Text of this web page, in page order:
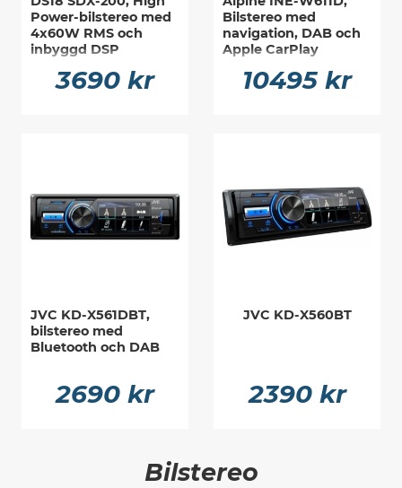
Power-bilstereo med
4x60W RMS och
inbyggd DSP
3690 kr
Bilstereo med
navigation, DAB och
Apple CarPlay
10495 kr
JVC KD-X561DBT,
bilstereo med
Bluetooth och DAB
2690 kr
JVC KD-X560BT
2390 kr
Bilstereo